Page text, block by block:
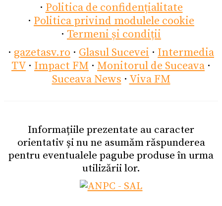
· Politica de confidențialitate
· Politica privind modulele cookie
· Termeni și condiții
· gazetasv.ro · Glasul Sucevei · Intermedia
TV · Impact FM · Monitorul de Suceava ·
Suceava News · Viva FM
Informațiile prezentate au caracter
orientativ și nu ne asumăm răspunderea
pentru eventualele pagube produse în urma
utilizării lor.